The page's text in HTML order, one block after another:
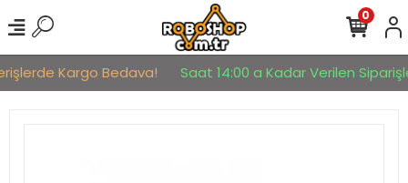
Kargo Bedava! Saat 14:00 a Kadar Verilen
0